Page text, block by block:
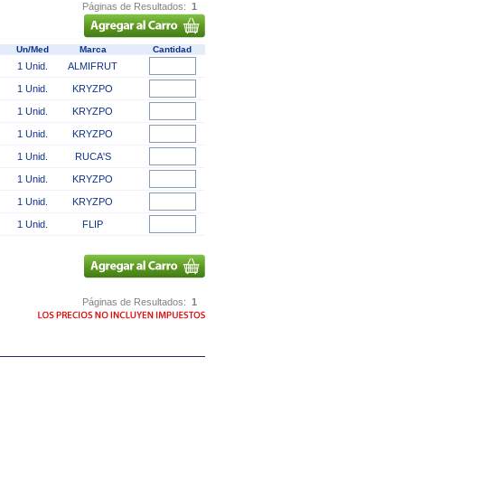
Páginas de Resultados: 1
Un/Med Marca Cantidad
1 Unid. ALMIFRUT
1 Unid. KRYZPO
1 Unid. KRYZPO
1 Unid. KRYZPO
1 Unid. RUCA'S
1 Unid. KRYZPO
1 Unid. KRYZPO
1 Unid. FLIP
Páginas de Resultados: 1